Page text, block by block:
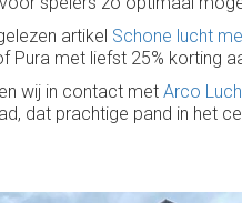
artikel Schone lucht
Pura met liefst 25% korting
wij in contact met Arco
dat prachtige pand in het